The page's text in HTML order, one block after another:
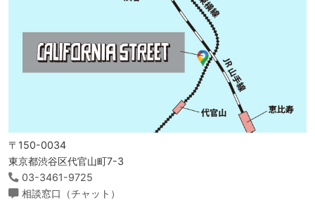
〒150-0034
東京都渋谷区代官山町7-3
03-3461-9725
相談窓口（チャット）